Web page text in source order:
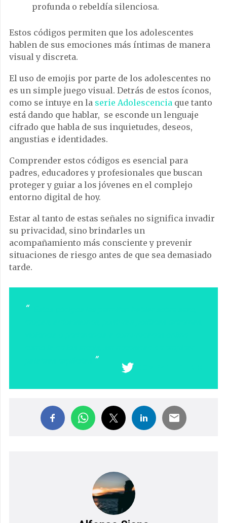
profunda o rebeldía silenciosa.
Estos códigos permiten que los adolescentes
hablen de sus emociones más íntimas de manera
visual y discreta.
El uso de emojis por parte de los adolescentes no
es un simple juego visual. Detrás de estos íconos,
como se intuye en la serie Adolescencia que tanto
está dando que hablar, se esconde un lenguaje
cifrado que habla de sus inquietudes, deseos,
angustias e identidades.
Comprender estos códigos es esencial para
padres, educadores y profesionales que buscan
proteger y guiar a los jóvenes en el complejo
entorno digital de hoy.
Estar al tanto de estas señales no significa invadir
su privacidad, sino brindarles un
acompañamiento más consciente y prevenir
situaciones de riesgo antes de que sea demasiado
tarde.